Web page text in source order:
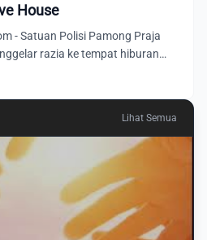
House
- Satuan Polisi Pamong Praja
razia ke tempat hiburan
Lihat Semua